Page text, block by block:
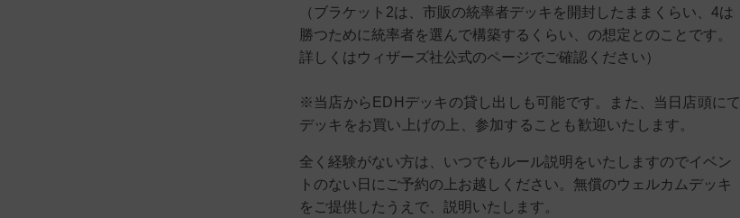
（ブラケット2は、市販の統率者デッキを開封したままくらい、4は
勝つために統率者を選んで構築するくらい、の想定とのことです。
詳しくはウィザーズ社公式のページでご確認ください）
※当店からEDHデッキの貸し出しも可能です。また、当日店頭にて
デッキをお買い上げの上、参加することも歓迎いたします。
全く経験がない方は、いつでもルール説明をいたしますのでイベン
トのない日にご予約の上お越しください。無償のウェルカムデッキ
をご提供したうえで、説明いたします。